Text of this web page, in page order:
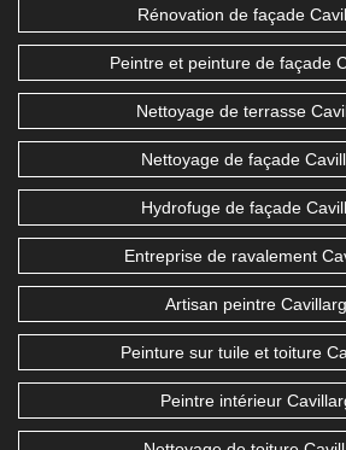
Rénovation de façade
Peintre et peinture de façade
Nettoyage de terrasse
Nettoyage de façade
Hydrofuge de façade
Entreprise de ravalement
Artisan peintre
Peinture sur tuile et toiture
Peintre intérieur